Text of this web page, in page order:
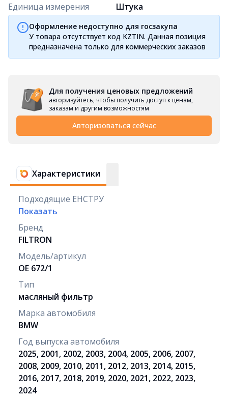
Единица измерения
Штука
Оформление недоступно для госзакупа
У товара отсутствует код KZTIN. Данная позиция
предназначена только для коммерческих заказов
Для получения ценовых предложений
авторизуйтесь, чтобы получить доступ к ценам,
заказам и другим возможностям
Авторизоваться сейчас
Характеристики
Подходящие ЕНСТРУ
Показать
Бренд
FILTRON
Модель/артикул
OE 672/1
Тип
масляный фильтр
Марка автомобиля
BMW
Год выпуска автомобиля
2025, 2001, 2002, 2003, 2004, 2005, 2006, 2007,
2008, 2009, 2010, 2011, 2012, 2013, 2014, 2015,
2016, 2017, 2018, 2019, 2020, 2021, 2022, 2023,
2024